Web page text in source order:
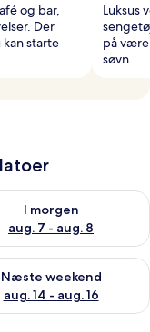
og bar,
Der
starte
Luksus
på
søvn.
7
I morgen
aug. 7 - aug. 8
for i
7 - aug. 9
Næste weekend
aug. 14 - aug. 16
for næste